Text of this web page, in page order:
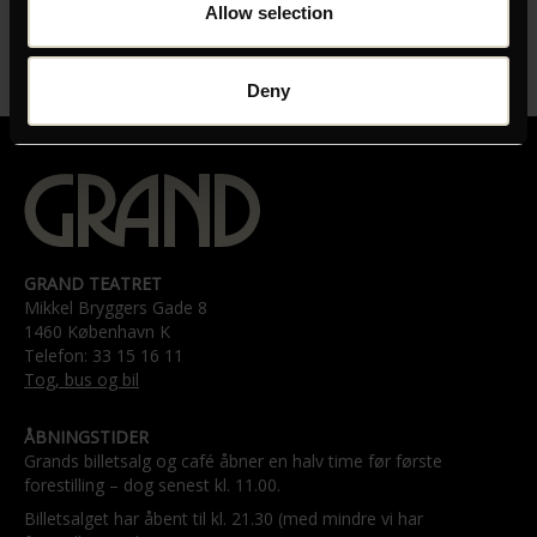
Allow selection
Deny
UNDERTEKSTER
GRAND TEATRET
Mikkel Bryggers Gade 8
1460 København K
Telefon: 33 15 16 11
Tog, bus og bil
ÅBNINGSTIDER
Grands billetsalg og café åbner en halv time før første
forestilling – dog senest kl. 11.00.
Billetsalget har åbent til kl. 21.30 (med mindre vi har